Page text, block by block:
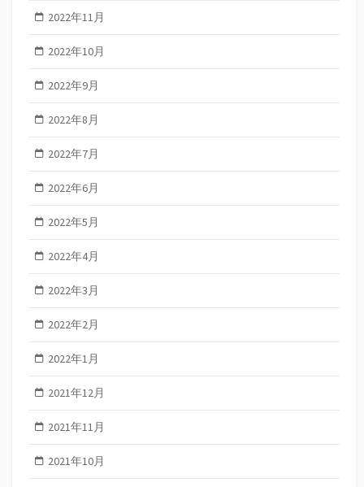
2022年11月
2022年10月
2022年9月
2022年8月
2022年7月
2022年6月
2022年5月
2022年4月
2022年3月
2022年2月
2022年1月
2021年12月
2021年11月
2021年10月